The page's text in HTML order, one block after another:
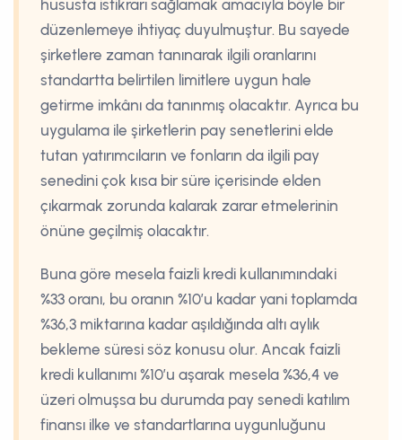
hususta istikrarı sağlamak amacıyla böyle bir
düzenlemeye ihtiyaç duyulmuştur. Bu sayede
şirketlere zaman tanınarak ilgili oranlarını
standartta belirtilen limitlere uygun hale
getirme imkânı da tanınmış olacaktır. Ayrıca bu
uygulama ile şirketlerin pay senetlerini elde
tutan yatırımcıların ve fonların da ilgili pay
senedini çok kısa bir süre içerisinde elden
çıkarmak zorunda kalarak zarar etmelerinin
önüne geçilmiş olacaktır.
Buna göre mesela faizli kredi kullanımındaki
%33 oranı, bu oranın %10’u kadar yani toplamda
%36,3 miktarına kadar aşıldığında altı aylık
bekleme süresi söz konusu olur. Ancak faizli
kredi kullanımı %10’u aşarak mesela %36,4 ve
üzeri olmuşsa bu durumda pay senedi katılım
finansı ilke ve standartlarına uygunluğunu